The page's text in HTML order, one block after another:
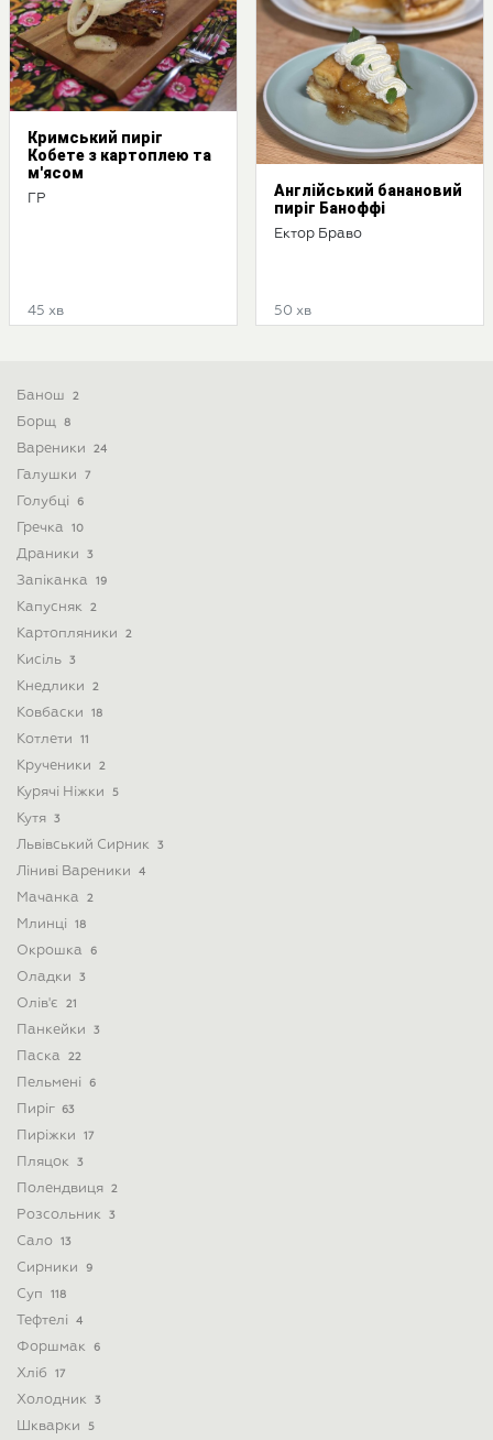
Кримський пиріг
Кобете з картоплею та
м'ясом
ГР
45 хв
Англійський банановий
пиріг Баноффі
Ектор Браво
50 хв
Банош 2
Борщ 8
Вареники 24
Галушки 7
Голубці 6
Гречка 10
Драники 3
Запіканка 19
Капусняк 2
Картопляники 2
Кисіль 3
Кнедлики 2
Ковбаски 18
Котлети 11
Крученики 2
Курячі Ніжки 5
Кутя 3
Львівський Сирник 3
Ліниві Вареники 4
Мачанка 2
Млинці 18
Окрошка 6
Оладки 3
Олів'є 21
Панкейки 3
Паска 22
Пельмені 6
Пиріг 63
Пиріжки 17
Пляцок 3
Полендвиця 2
Розсольник 3
Сало 13
Сирники 9
Суп 118
Тефтелі 4
Форшмак 6
Хліб 17
Холодник 3
Шкварки 5